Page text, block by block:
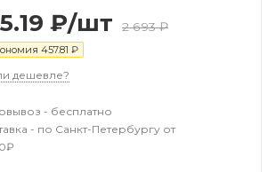
₽/шт 2 693₽
457.81 ₽
дешевле?
- бесплатно
- по Санкт-Петербургу от